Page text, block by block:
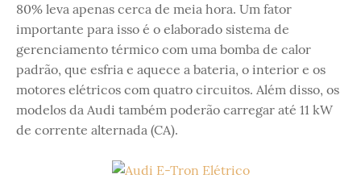
80% leva apenas cerca de meia hora. Um fator
importante para isso é o elaborado sistema de
gerenciamento térmico com uma bomba de calor
padrão, que esfria e aquece a bateria, o interior e os
motores elétricos com quatro circuitos. Além disso, os
modelos da Audi também poderão carregar até 11 kW
de corrente alternada (CA).